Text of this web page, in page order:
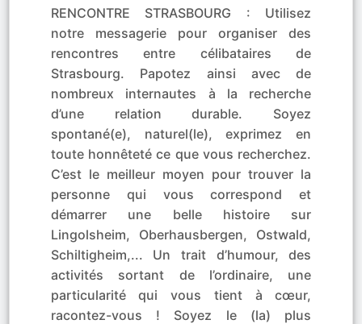
RENCONTRE STRASBOURG : Utilisez
notre messagerie pour organiser des
rencontres entre célibataires de
Strasbourg. Papotez ainsi avec de
nombreux internautes à la recherche
d’une relation durable. Soyez
spontané(e), naturel(le), exprimez en
toute honnêteté ce que vous recherchez.
C’est le meilleur moyen pour trouver la
personne qui vous correspond et
démarrer une belle histoire sur
Lingolsheim, Oberhausbergen, Ostwald,
Schiltigheim,... Un trait d’humour, des
activités sortant de l’ordinaire, une
particularité qui vous tient à cœur,
racontez-vous ! Soyez le (la) plus